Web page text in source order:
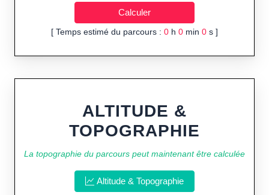
[ Temps estimé du parcours : 0 h 0 min 0 s ]
ALTITUDE &
TOPOGRAPHIE
La topographie du parcours peut maintenant être calculée
Altitude & Topographie